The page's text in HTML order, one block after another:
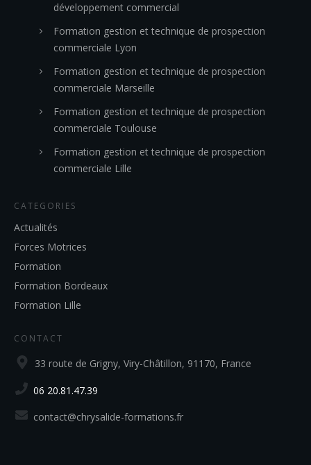
développement commercial
Formation gestion et technique de prospection
commerciale Lyon
Formation gestion et technique de prospection
commerciale Marseille
Formation gestion et technique de prospection
commerciale Toulouse
Formation gestion et technique de prospection
commerciale Lille
CATEGORIES
Actualités
Forces Motrices
Formation
Formation Bordeaux
Formation Lille
CONTACT
33 route de Grigny, Viry-Châtillon, 91170, France
06 20.81.47.39
contact@chrysalide-formations.fr